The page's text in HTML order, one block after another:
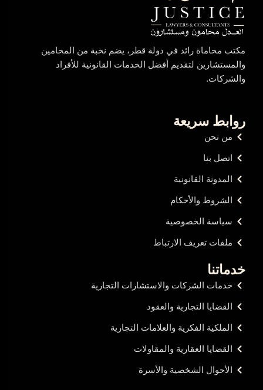
مكتب محاماة رائد في دولة قطر، يضم نخبة من المحامين
والمستشارين لتقديم أفضل الخدمات القانونية للأفراد
والشركات.
روابط سريعة
من نحن
اتصل بنا
المدونة القانونية
الشروط والأحكام
سياسة الخصوصية
ملفات تعريف الارتباط
خدماتنا
خدمات الشركات والاستشارات التجارية
القضايا التجارية والعقود
الملكية الفكرية والعلامات التجارية
القضايا العقارية والمقاولات
الأحوال الشخصية والأسرة